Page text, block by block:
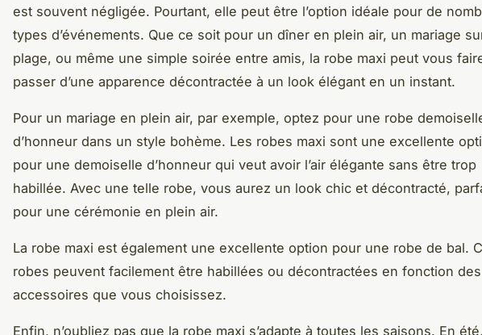
est souvent négligée. Pourtant, elle peut être l’option idéale pour de
types d’événements. Que ce soit pour un dîner en plein air, un mariage
plage, ou même une simple soirée entre amis, la robe maxi peut vous
passer d’une apparence décontractée à un look élégant en un instant.
Pour un mariage en plein air, par exemple, optez pour une robe
d’honneur dans un style bohème. Les robes maxi sont une excellente
pour une demoiselle d’honneur qui veut avoir l’air élégante sans être trop
habillée. Avec une telle robe, vous aurez un look chic et décontracté,
pour une cérémonie en plein air.
La robe maxi est également une excellente option pour une robe de bal.
robes peuvent facilement être habillées ou décontractées en fonction des
accessoires que vous choisissez.
Enfin, n’oubliez pas que la robe maxi s’adapte à toutes les saisons. En été,